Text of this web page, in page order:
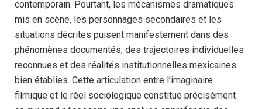
contemporain. Pourtant, les mécanismes dramatiques
mis en scène, les personnages secondaires et les
situations décrites puisent manifestement dans des
phénomènes documentés, des trajectoires individuelles
reconnues et des réalités institutionnelles mexicaines
bien établies. Cette articulation entre l’imaginaire
filmique et le réel sociologique constitue précisément